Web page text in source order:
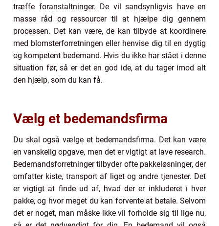
træffe foranstaltninger. De vil sandsynligvis have en
masse råd og ressourcer til at hjælpe dig gennem
processen. Det kan være, de kan tilbyde at koordinere
med blomsterforretningen eller henvise dig til en dygtig
og kompetent bedemand. Hvis du ikke har stået i denne
situation før, så er det en god ide, at du tager imod alt
den hjælp, som du kan få.
Vælg et bedemandsfirma
Du skal også vælge et bedemandsfirma. Det kan være
en vanskelig opgave, men det er vigtigt at lave research.
Bedemandsforretninger tilbyder ofte pakkeløsninger, der
omfatter kiste, transport af liget og andre tjenester. Det
er vigtigt at finde ud af, hvad der er inkluderet i hver
pakke, og hvor meget du kan forvente at betale. Selvom
det er noget, man måske ikke vil forholde sig til lige nu,